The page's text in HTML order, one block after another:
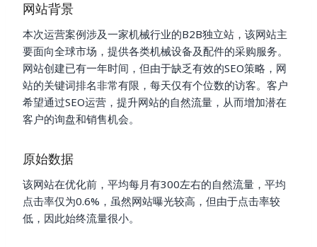
网站背景
本次运营案例涉及一家机械行业的B2B独立站，该网站主
要面向全球市场，提供各类机械设备及配件的采购服务。
网站创建已有一年时间，但由于缺乏有效的SEO策略，网
站的关键词排名非常有限，每天仅有个位数的访客。客户
希望通过SEO运营，提升网站的自然流量，从而增加潜在
客户的询盘和销售机会。
原始数据
该网站在优化前，平均每月有300左右的自然流量，平均
点击率仅为0.6%，虽然网站曝光较高，但由于点击率较
低，因此始终流量很小。